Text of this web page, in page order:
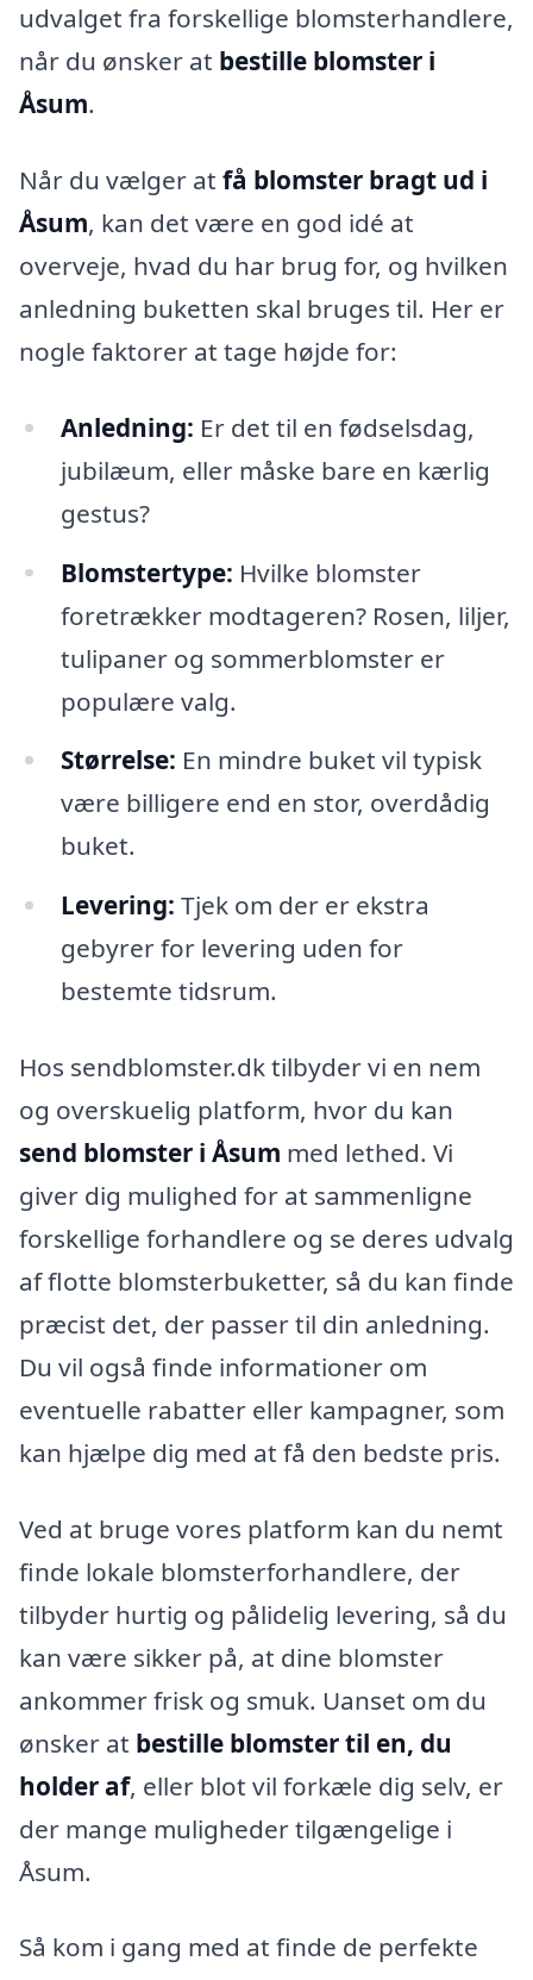
udvalget fra forskellige blomsterhandlere,
når du ønsker at bestille blomster i
Åsum.
Når du vælger at få blomster bragt ud i
Åsum, kan det være en god idé at
overveje, hvad du har brug for, og hvilken
anledning buketten skal bruges til. Her er
nogle faktorer at tage højde for:
Anledning: Er det til en fødselsdag,
jubilæum, eller måske bare en kærlig
gestus?
Blomstertype: Hvilke blomster
foretrækker modtageren? Rosen, liljer,
tulipaner og sommerblomster er
populære valg.
Størrelse: En mindre buket vil typisk
være billigere end en stor, overdådig
buket.
Levering: Tjek om der er ekstra
gebyrer for levering uden for
bestemte tidsrum.
Hos sendblomster.dk tilbyder vi en nem
og overskuelig platform, hvor du kan
send blomster i Åsum med lethed. Vi
giver dig mulighed for at sammenligne
forskellige forhandlere og se deres udvalg
af flotte blomsterbuketter, så du kan finde
præcist det, der passer til din anledning.
Du vil også finde informationer om
eventuelle rabatter eller kampagner, som
kan hjælpe dig med at få den bedste pris.
Ved at bruge vores platform kan du nemt
finde lokale blomsterforhandlere, der
tilbyder hurtig og pålidelig levering, så du
kan være sikker på, at dine blomster
ankommer frisk og smuk. Uanset om du
ønsker at bestille blomster til en, du
holder af, eller blot vil forkæle dig selv, er
der mange muligheder tilgængelige i
Åsum.
Så kom i gang med at finde de perfekte